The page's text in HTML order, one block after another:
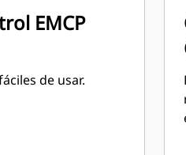
EMCP
de usar.